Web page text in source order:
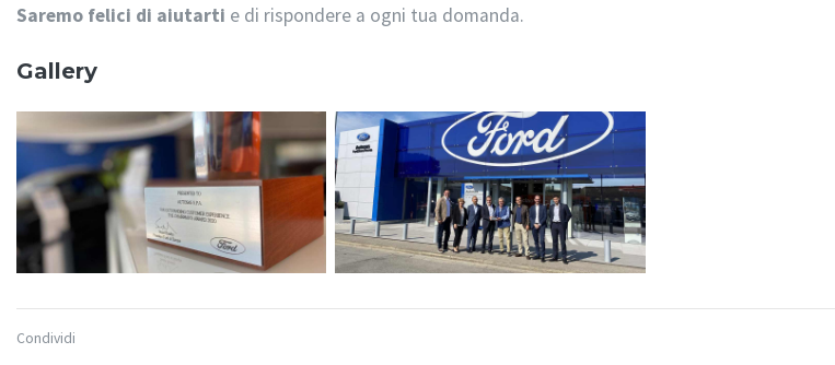
Saremo felici di aiutarti e di rispondere a ogni tua domanda.
Gallery
Condividi